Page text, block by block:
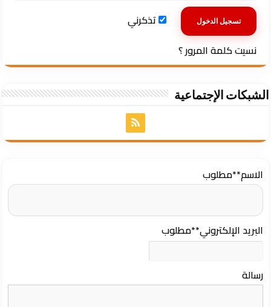
تذكرني
نسيت كلمة المرور ؟
الشبكات الإجتماعية
الاسم**مطلوب
البريد الإلكتروني**مطلوب
رسالة